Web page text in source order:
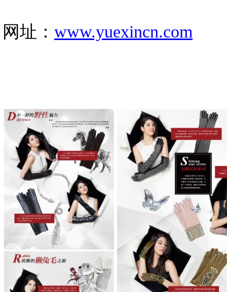
网址： www.yuexincn.com